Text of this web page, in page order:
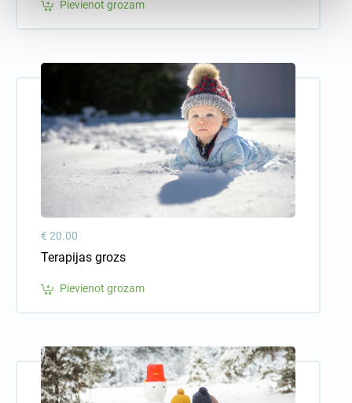
Pievienot grozam
€ 20.00
Terapijas grozs
Pievienot grozam